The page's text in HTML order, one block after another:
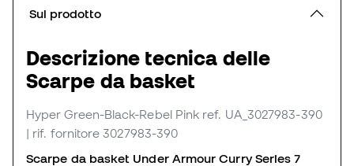
Sul prodotto
Descrizione tecnica delle
Scarpe da basket
Hyper Green-Black-Rebel Pink ref. UA_3027983-390
| rif. fornitore 3027983-390
Scarpe da basket Under Armour Curry Series 7